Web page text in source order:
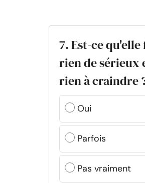
7. Est-ce
rien de sérieux
rien à craindre
Oui
Parfois
Pas vraiment